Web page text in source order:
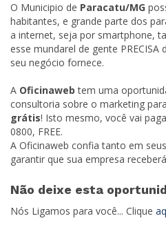
O Municipio de Paracatu/MG
habitantes, e grande parte dos
a internet, seja por smartphone,
esse mundarel de gente
seu negócio fornece.
A Oficinaweb tem uma
consultoria sobre o marketing
grátis! Isto mesmo, você vai
0800, FREE.
A Oficinaweb confia tanto em
garantir que sua empresa
Não deixe esta
Nós Ligamos para você... Clique